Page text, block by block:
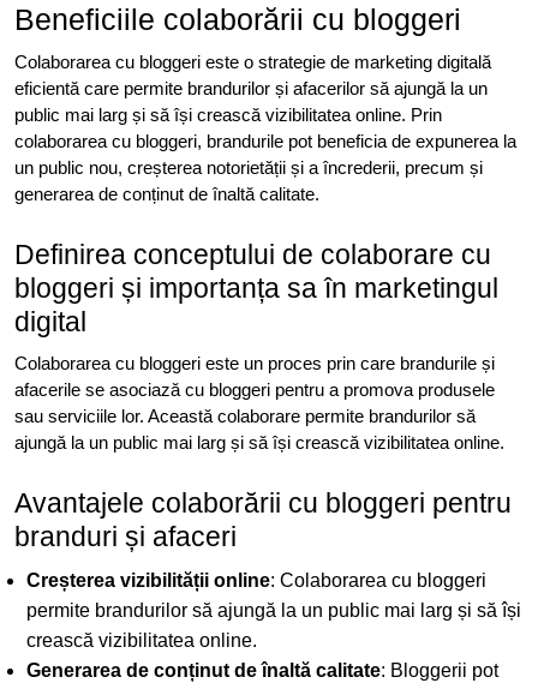
Beneficiile colaborării cu bloggeri
Colaborarea cu bloggeri este o strategie de marketing digitală
eficientă care permite brandurilor și afacerilor să ajungă la un
public mai larg și să își crească vizibilitatea online. Prin
colaborarea cu bloggeri, brandurile pot beneficia de expunerea la
un public nou, creșterea notorietății și a încrederii, precum și
generarea de conținut de înaltă calitate.
Definirea conceptului de colaborare cu
bloggeri și importanța sa în marketingul
digital
Colaborarea cu bloggeri este un proces prin care brandurile și
afacerile se asociază cu bloggeri pentru a promova produsele
sau serviciile lor. Această colaborare permite brandurilor să
ajungă la un public mai larg și să își crească vizibilitatea online.
Avantajele colaborării cu bloggeri pentru
branduri și afaceri
Creșterea vizibilității online: Colaborarea cu bloggeri
permite brandurilor să ajungă la un public mai larg și să își
crească vizibilitatea online.
Generarea de conținut de înaltă calitate: Bloggerii pot